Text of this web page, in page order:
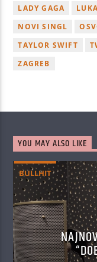
LADY GAGA
NOVI SINGL
TAYLOR SWIFT
ZAGREB
YOU MAY ALSO LIKE
BULLHIT